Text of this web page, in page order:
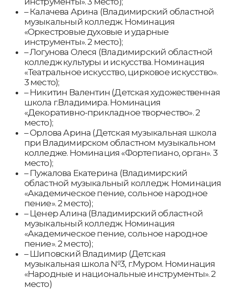
– Калачева Арина (Владимирский областной
музыкальный колледж. Номинация
«Оркестровые духовые и ударные
инструменты». 2 место);
– Логунова Олеся (Владимирский областной
колледж культуры и искусства. Номинация
«Театральное искусство, цирковое искусство».
3 место);
– Никитин Валентин (Детская художественная
школа г.Владимира. Номинация
«Декоративно-прикладное творчество». 2
место);
– Орлова Арина (Детская музыкальная школа
при Владимирском областном музыкальном
колледже. Номинация «Фортепиано, орган». 3
место);
– Пужалова Екатерина (Владимирский
областной музыкальный колледж. Номинация
«Академическое пение, сольное народное
пение». 2 место);
– Ценер Алина (Владимирский областной
музыкальный колледж. Номинация
«Академическое пение, сольное народное
пение». 2 место);
– Шиповский Владимир (Детская
музыкальная школа №3, г.Муром. Номинация
«Народные и национальные инструменты». 2
место)